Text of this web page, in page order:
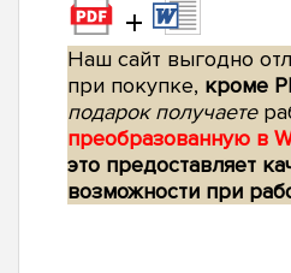
+
Наш сайт выгодно
при покупке, кроме
подарок получаете
преобразованную в
это предоставляет
возможности при